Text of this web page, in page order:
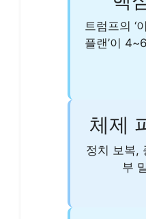
트럼프의 ‘
플랜’이
체제
정치 보복,
부